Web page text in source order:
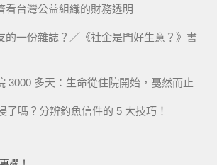
看台灣公益組織的財務透明
的一份雜誌？／《社企是門好生意？》書
3000 多天：生命從住院開始，戞然而止
了嗎？分辨釣魚信件的 5 大技巧！